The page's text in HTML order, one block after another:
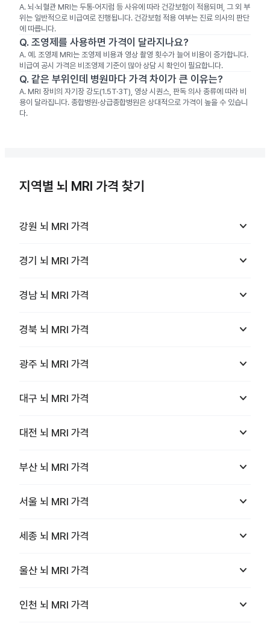
A. 뇌·뇌혈관 MRI는 두통·어지럼 등 사유에 따라 건강보험이 적용되며, 그 외 부
위는 일반적으로 비급여로 진행됩니다. 건강보험 적용 여부는 진료 의사의 판단
에 따릅니다.
Q. 조영제를 사용하면 가격이 달라지나요?
A. 예. 조영제 MRI는 조영제 비용과 영상 촬영 횟수가 늘어 비용이 증가합니다.
비급여 공시 가격은 비조영제 기준이 많아 상담 시 확인이 필요합니다.
Q. 같은 부위인데 병원마다 가격 차이가 큰 이유는?
A. MRI 장비의 자기장 강도(1.5T·3T), 영상 시퀀스, 판독 의사 종류에 따라 비
용이 달라집니다. 종합병원·상급종합병원은 상대적으로 가격이 높을 수 있습니
다.
지역별 뇌 MRI 가격 찾기
강원 뇌 MRI 가격 keyboard_arrow_down
경기 뇌 MRI 가격 keyboard_arrow_down
경남 뇌 MRI 가격 keyboard_arrow_down
경북 뇌 MRI 가격 keyboard_arrow_down
광주 뇌 MRI 가격 keyboard_arrow_down
대구 뇌 MRI 가격 keyboard_arrow_down
대전 뇌 MRI 가격 keyboard_arrow_down
부산 뇌 MRI 가격 keyboard_arrow_down
서울 뇌 MRI 가격 keyboard_arrow_down
세종 뇌 MRI 가격 keyboard_arrow_down
울산 뇌 MRI 가격 keyboard_arrow_down
인천 뇌 MRI 가격 keyboard_arrow_down